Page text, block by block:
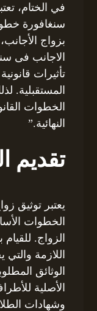
في الختام،
سنغافورة
بزواج
الاجانب فى
تأثيرات
المستقبلية.
الخطوات
النهائية.”
تقديم
يعتبر توثيق
الخطوات
الزواج.
اللازمة
الوثائق
الأصلية
وشهادات